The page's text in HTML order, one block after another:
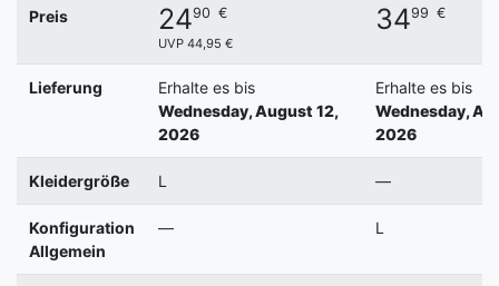
Preis 2490 €
UVP 44,95 €
3499 €
Lieferung
Erhalte es bis
Wednesday, August 12,
2026
Erhalte es bis
Wednesday,
2026
Kleidergröße L —
Konfiguration
Allgemein
— L